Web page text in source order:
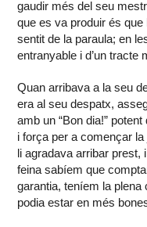
gaudir més del seu
que es va produir és que
sentit de la paraula; en
entranyable i d’un tracte
Quan arribava a la seu
era al seu despatx,
amb un “Bon dia!”
i força per a començar
li agradava arribar prest,
feina sabíem que
garantia, teníem la
podia estar en més